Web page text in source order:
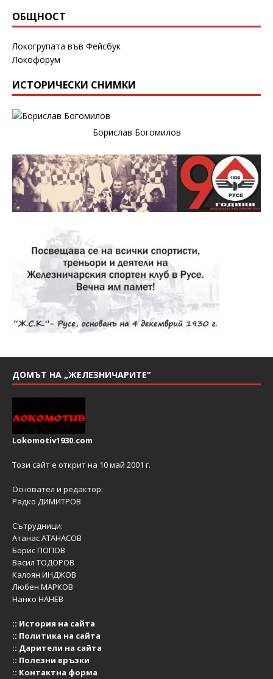
ОБЩНОСТ
Локогрупата във Фейсбук
Локофорум
ИСТОРИЧЕСКИ СНИМКИ
Борислав Богомилов
ДОМЪТ НА „ЖЕЛЕЗНИЧАРИТЕ“
Lokomotiv1930.com
Този сайт е открит на 10 май 2001 г.
Основател и редактор:
Радко ДИМИТРОВ
Сътрудници:
Атанас АТАНАСОВ
Борис ПОПОВ
Васил ТОДОРОВ
Калоян ИНДЖОВ
Любен МАРКОВ
Нанко НАНЕВ
:: История на сайта
:: Политика на сайта
:: Дарители на сайта
:: Полезни връзки
:: Контактна форма